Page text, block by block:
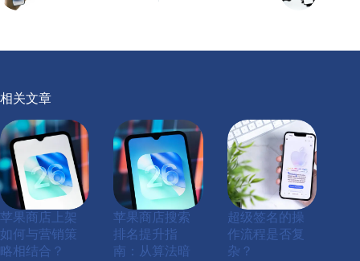
相关文章
苹果商店上架
如何与营销策
略相结合？
苹果商店搜索
排名提升指
南：从算法暗
超级签名的操
作流程是否复
杂？